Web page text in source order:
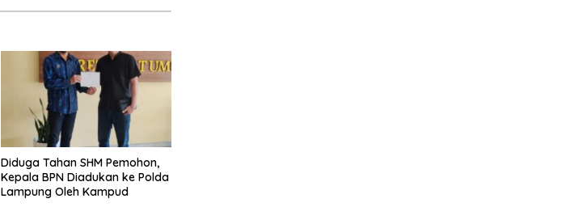
Diduga Tahan SHM Pemohon,
Kepala BPN Diadukan ke Polda
Lampung Oleh Kampud